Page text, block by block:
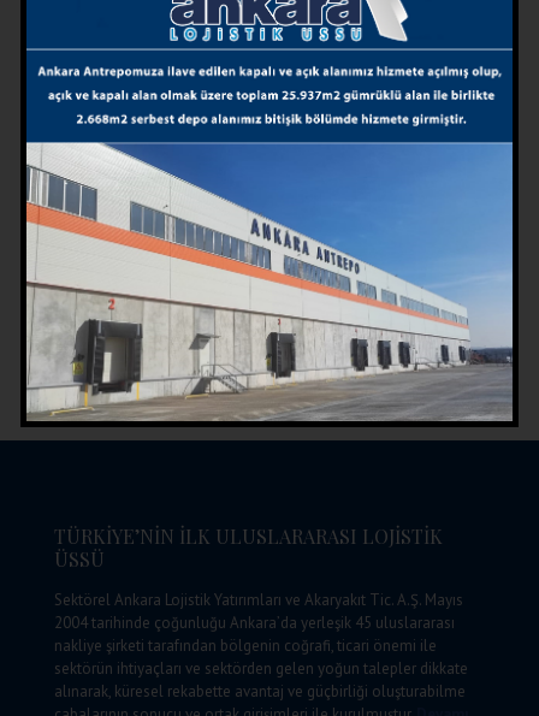
PAYLAŞ:
TÜRKİYE’NİN İLK ULUSLARARASI LOJİSTİK
ÜSSÜ
Sektörel Ankara Lojistik Yatırımları ve Akaryakıt Tic. A.Ş. Mayıs
2004 tarihinde çoğunluğu Ankara’da yerleşik 45 uluslararası
nakliye şirketi tarafından bölgenin coğrafi, ticari önemi ile
sektörün ihtiyaçları ve sektörden gelen yoğun talepler dikkate
alınarak, küresel rekabette avantaj ve güçbirliği oluşturabilme